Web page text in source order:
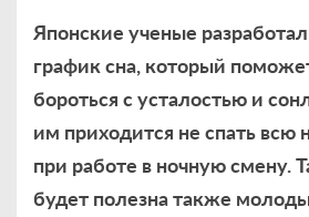
Японские ученые
график сна, который
бороться с усталостью и
им приходится не спать всю
при работе в ночную смену.
будет полезна также